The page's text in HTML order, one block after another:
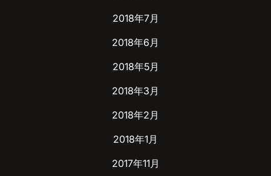
2018年7月
2018年6月
2018年5月
2018年3月
2018年2月
2018年1月
2017年11月